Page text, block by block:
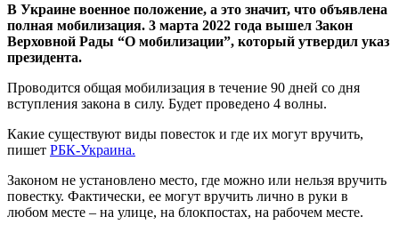
В Украине военное положение, а это значит, что объявлена
полная мобилизация. 3 марта 2022 года вышел Закон
Верховной Рады “О мобилизации”, который утвердил указ
президента.
Проводится общая мобилизация в течение 90 дней со дня
вступления закона в силу. Будет проведено 4 волны.
Какие существуют виды повесток и где их могут вручить,
пишет РБК-Украина.
Законом не установлено место, где можно или нельзя вручить
повестку. Фактически, ее могут вручить лично в руки в
любом месте – на улице, на блокпостах, на рабочем месте.